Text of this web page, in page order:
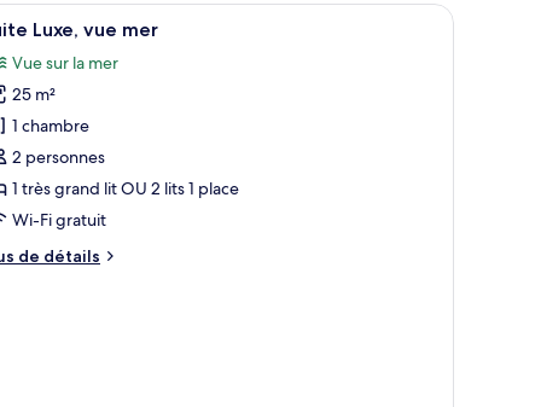
:
Une chambre à coucher avec un lit, une
10 Luxe, vue mer
Vue sur la mer
25 m²
1 chambre
2 personnes
1 très grand lit OU 2 lits 1 place
Wi-Fi gratuit
de détails